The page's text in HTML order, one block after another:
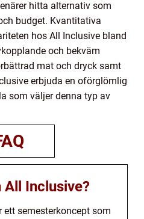
hitta alternativ som
budget. Kvantitativa
hos All Inclusive bland
och bekväm
mat och dryck samt
erbjuda en oförglömlig
som väljer denna typ av
All Inclusive?
ett semesterkoncept som